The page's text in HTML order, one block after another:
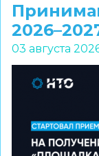
03 августа